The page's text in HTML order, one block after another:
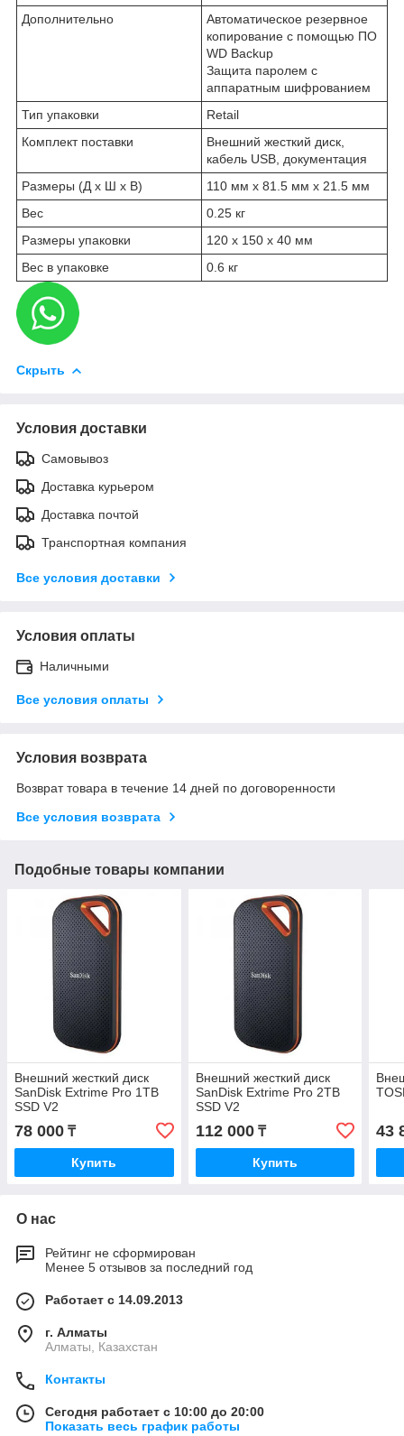
Дополнительно
Автоматическое резервное
копирование с помощью ПО
WD Backup
Защита паролем с
аппаратным шифрованием
Тип упаковки
Retail
Комплект поставки
Внешний жесткий диск,
кабель USB, документация
Размеры (Д х Ш х В)
110 мм х 81.5 мм х 21.5 мм
Вес
0.25 кг
Размеры упаковки
120 x 150 x 40 мм
Вес в упаковке
0.6 кг
Скрыть
Условия доставки
Самовывоз
Доставка курьером
Доставка почтой
Транспортная компания
Все условия доставки
Условия оплаты
Наличными
Все условия оплаты
Условия возврата
Возврат товара в течение 14 дней по договоренности
Все условия возврата
Подобные товары компании
Внешний жесткий диск
SanDisk Extrime Pro 1TB
SSD V2
78 000 ₸
Купить
Внешний жесткий диск
SanDisk Extrime Pro 2TB
SSD V2
112 000₸
Купить
43
О нас
Рейтинг не сформирован
Менее 5 отзывов за последний год
Работает с 14.09.2013
г. Алматы
Алматы, Казахстан
Контакты
Сегодня работает с 10:00 до 20:00
Показать весь график работы